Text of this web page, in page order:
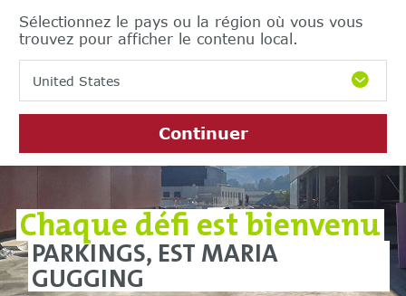
Sélectionnez le pays ou la région où vous vous
trouvez pour afficher le contenu local.
United States
Continuer
Chaque défi est bienvenu
PARKINGS, EST MARIA
GUGGING